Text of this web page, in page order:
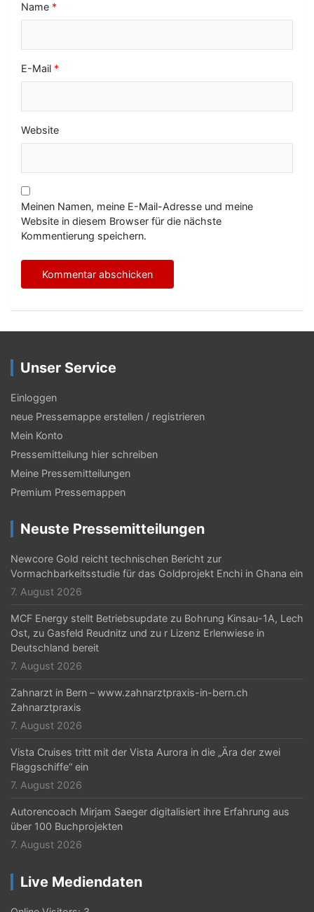
Name *
E-Mail *
Website
Meinen Namen, meine E-Mail-Adresse und meine
Website in diesem Browser für die nächste
Kommentierung speichern.
Unser Service
Einloggen
neue Pressemappe erstellen / registrieren
Mein Konto
Pressemitteilung hier schreiben
Meine Pressemitteilungen
Premium Pressemappen
Neuste Pressemitteilungen
Newcore Gold reicht technischen Bericht zur
Vormachbarkeitsstudie für das Goldprojekt Enchi in Ghana ein
7. August 2026
MCF Energy stellt Betriebsupdate zu Bohrung Kinsau-1A, Lech
Ost, zu Gasfeld Reudnitz und zu r Lizenz Erlenwiese in
Deutschland bereit
7. August 2026
Zahnarzt in Bern – www.zahnarztpraxis-in-bern.ch
Zahnarztpraxis
7. August 2026
Vista Cruises tritt mit der Vista Aurora in die „Ära der zwei
Flaggschiffe“ ein
7. August 2026
Autorencoach Mirjam Saeger digitalisiert ihre Erfahrung aus
über 100 Buchprojekten
7. August 2026
Live Mediendaten